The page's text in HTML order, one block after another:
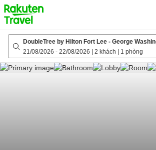
to
top
page
DoubleTree by Hilton Fort Lee - George
21/08/2026 - 22/08/2026 2 khách 1 phòng